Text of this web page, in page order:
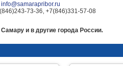
info@samarapribor.ru
73-36, +7(846)331-57-08
и в другие города России.